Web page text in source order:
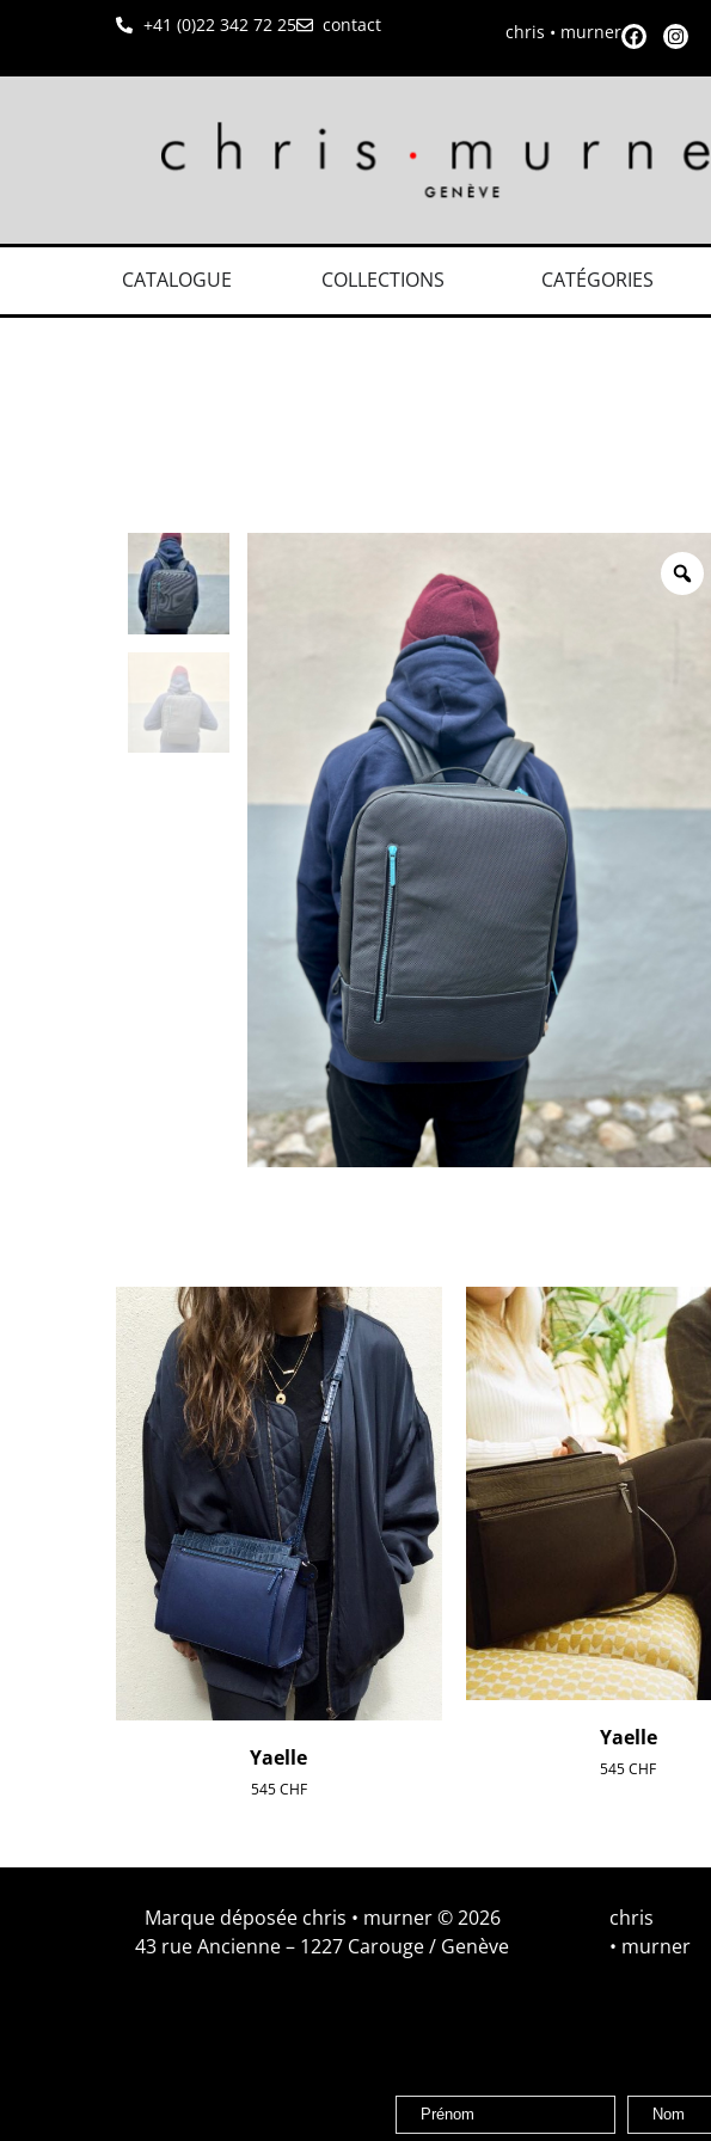
+41 (0)22 342 72 25 contact chris • murner
CATALOGUE COLLECTIONS CATÉGORIES
Yaelle
545CHF
Yaelle
545CHF
Marque déposée chris • murner © 2026
43 rue Ancienne – 1227 Carouge / Genève
chris
• murner
Prénom Nom